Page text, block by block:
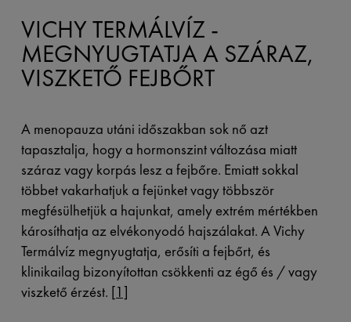
VICHY TERMÁLVÍZ -
MEGNYUGTATJA A SZÁRAZ,
VISZKETŐ FEJBŐRT
A menopauza utáni időszakban sok nő azt
tapasztalja, hogy a hormonszint változása miatt
száraz vagy korpás lesz a fejbőre. Emiatt sokkal
többet vakarhatjuk a fejünket vagy többször
megfésülhetjük a hajunkat, amely extrém mértékben
károsíthatja az elvékonyodó hajszálakat. A Vichy
Termálvíz megnyugtatja, erősíti a fejbőrt, és
klinikailag bizonyítottan csökkenti az égő és / vagy
viszkető érzést. [1]